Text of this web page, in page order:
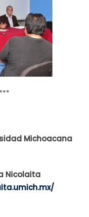
Michoacana
Nicolaita